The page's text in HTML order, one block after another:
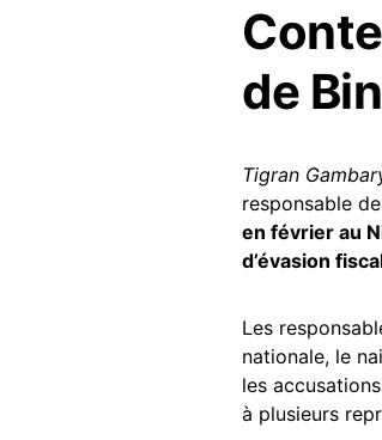
de
Tigran
responsable
en février au
d’évasion
Les
nationale, le
les
à plusieurs